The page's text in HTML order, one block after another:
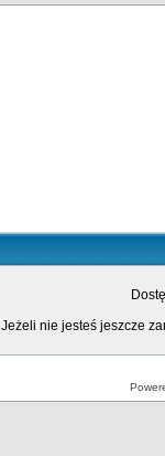
Jeżeli nie jesteś jeszcze